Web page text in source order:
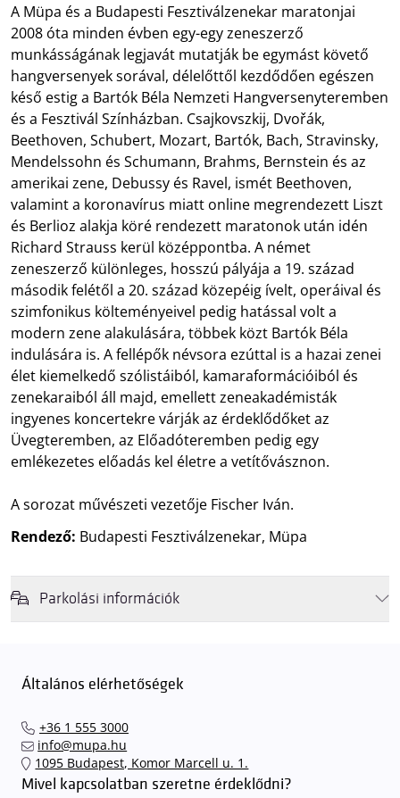
A Müpa és a Budapesti Fesztiválzenekar maratonjai
2008 óta minden évben egy-egy zeneszerző
munkásságának legjavát mutatják be egymást követő
hangversenyek sorával, délelőttől kezdődően egészen
késő estig a Bartók Béla Nemzeti Hangversenyteremben
és a Fesztivál Színházban. Csajkovszkij, Dvořák,
Beethoven, Schubert, Mozart, Bartók, Bach, Stravinsky,
Mendelssohn és Schumann, Brahms, Bernstein és az
amerikai zene, Debussy és Ravel, ismét Beethoven,
valamint a koronavírus miatt online megrendezett Liszt
és Berlioz alakja köré rendezett maratonok után idén
Richard Strauss kerül középpontba. A német
zeneszerző különleges, hosszú pályája a 19. század
második felétől a 20. század közepéig ívelt, operáival és
szimfonikus költeményeivel pedig hatással volt a
modern zene alakulására, többek közt Bartók Béla
indulására is. A fellépők névsora ezúttal is a hazai zenei
élet kiemelkedő szólistáiból, kamaraformációiból és
zenekaraiból áll majd, emellett zeneakadémisták
ingyenes koncertekre várják az érdeklődőket az
Üvegteremben, az Előadóteremben pedig egy
emlékezetes előadás kel életre a vetítővásznon.
A sorozat művészeti vezetője Fischer Iván.
Rendező: Budapesti Fesztiválzenekar, Müpa
Parkolási információk
érkezéskor megnövekedett várakozási idővel érdemes kalkulálni. Ezt
azt javasoljuk kedves közönségünknek, induljanak
találhassák meg a legideálisabb parkolóhelyet és
érkezhessenek meg előadásainkra
sorompókat rendszámfelismerő automatika nyitja.
ingyenes azon vendégeink számára, akik egy aznapi fizetős
Általános elérhetőségek
+36 1 555 3000
info@mupa.hu
1095 Budapest, Komor Marcell u. 1.
Mivel kapcsolatban szeretne érdeklődni?